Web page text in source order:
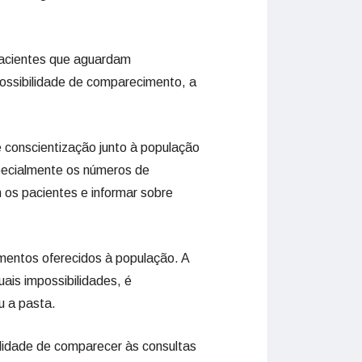
que aguardam
de comparecimento, a
junto à população
os números de
pacientes e informar sobre
oferecidos à população. A
impossibilidades, é
a pasta.
de comparecer às consultas